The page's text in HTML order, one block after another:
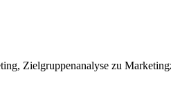
Zielgruppenanalyse zu